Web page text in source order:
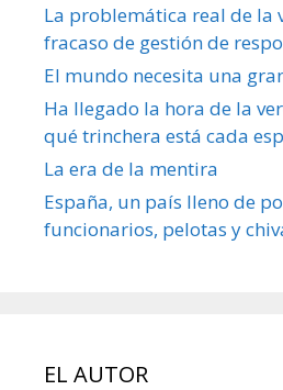
La problemática real de la
fracaso de gestión de
El mundo necesita una
Ha llegado la hora de la
qué trinchera está cada
La era de la mentira
España, un país lleno de
funcionarios, pelotas y
EL AUTOR